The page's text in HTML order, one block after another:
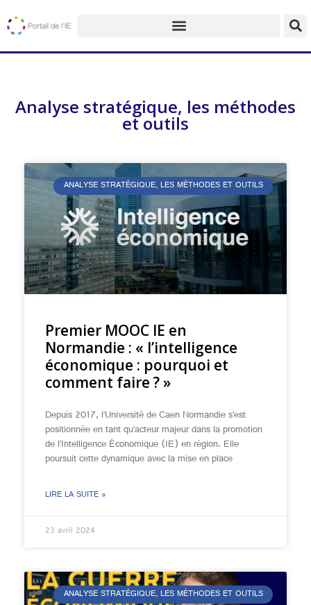
Analyse stratégique, les méthodes
et outils
ANALYSE STRATÉGIQUE, LES MÉTHODES ET OUTILS
Premier MOOC IE en
Normandie : « l’intelligence
économique : pourquoi et
comment faire ? »
Depuis 2017, l’Université de Caen Normandie s’est
positionnée en tant qu’acteur majeur dans la promotion
de l’Intelligence Économique (IE) en région. Elle
poursuit cette dynamique avec la mise en place
LIRE LA SUITE »
23 avril 2024
ANALYSE STRATÉGIQUE, LES MÉTHODES ET OUTILS